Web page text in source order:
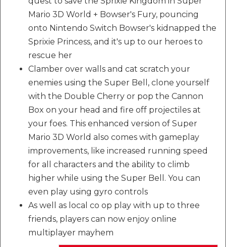
Mario 3D World + Bowser's Fury, pouncing
onto Nintendo Switch Bowser's kidnapped the
Sprixie Princess, and it's up to our heroes to
rescue her
Clamber over walls and cat scratch your
enemies using the Super Bell, clone yourself
with the Double Cherry or pop the Cannon
Box on your head and fire off projectiles at
your foes. This enhanced version of Super
Mario 3D World also comes with gameplay
improvements, like increased running speed
for all characters and the ability to climb
higher while using the Super Bell. You can
even play using gyro controls
As well as local co op play with up to three
friends, players can now enjoy online
multiplayer mayhem